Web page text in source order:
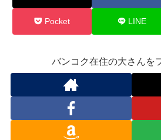
Pocket LINE
バンコク在住の大さんを